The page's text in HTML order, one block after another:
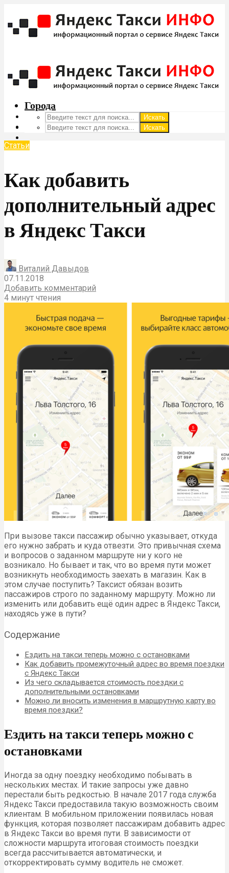
Заказать такси
Стоимость поездки
Города
Искать
Искать
Статьи
Как добавить
дополнительный адрес
в Яндекс Такси
Виталий Давыдов
07.11.2018
Добавить комментарий
4 минут чтения
При вызове такси пассажир обычно указывает, откуда
его нужно забрать и куда отвезти. Это привычная схема
и вопросов о заданном маршруте ни у кого не
возникало. Но бывает и так, что во время пути может
возникнуть необходимость заехать в магазин. Как в
этом случае поступить? Таксист обязан возить
пассажиров строго по заданному маршруту. Можно ли
изменить или добавить ещё один адрес в Яндекс Такси,
находясь уже в пути?
Содержание
Ездить на такси теперь можно с остановками
Как добавить промежуточный адрес во время поездки
с Яндекс Такси
Из чего складывается стоимость поездки с
дополнительными остановками
Можно ли вносить изменения в маршрутную карту во
время поездки?
Ездить на такси теперь можно с
остановками
Иногда за одну поездку необходимо побывать в
нескольких местах. И такие запросы уже давно
перестали быть редкостью. В начале 2017 года служба
Яндекс Такси предоставила такую возможность своим
клиентам. В мобильном приложении появилась новая
функция, которая позволяет пассажирам добавить адрес
в Яндекс Такси во время пути. В зависимости от
сложности маршрута итоговая стоимость поездки
всегда рассчитывается автоматически, и
откорректировать сумму водитель не сможет.